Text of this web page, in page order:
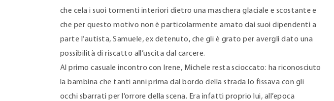
che cela i suoi tormenti interiori dietro una maschera glaciale e scostante e
che per questo motivo non è particolarmente amato dai suoi dipendenti a
parte l’autista, Samuele, ex detenuto, che gli è grato per avergli dato una
possibilità di riscatto all’uscita dal carcere.
Al primo casuale incontro con Irene, Michele resta scioccato: ha riconosciuto
la bambina che tanti anni prima dal bordo della strada lo fissava con gli
occhi sbarrati per l’orrore della scena. Era infatti proprio lui, all’epoca